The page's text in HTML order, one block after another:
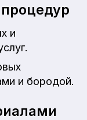
и
и бородой.